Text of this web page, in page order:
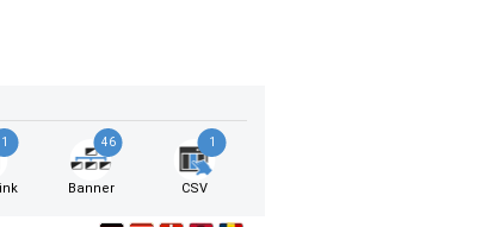
1 46
Banner
1
CSV